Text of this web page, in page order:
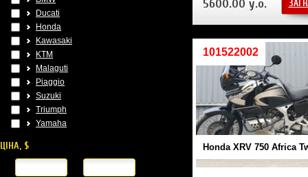
5600.00 у.о.
101522002
Honda XRV 750 Africa
Ducati
Honda
Kawasaki
KTM
Malaguti
Piaggio
Suzuki
Triumph
Yamaha
ЦІНА, $